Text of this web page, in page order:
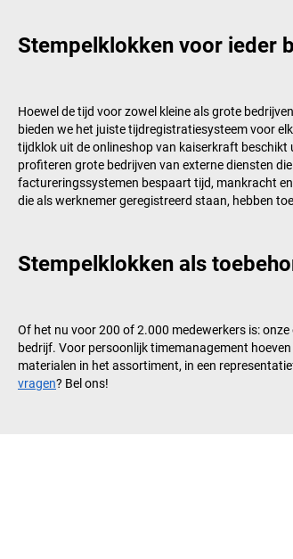
Stempelklokken voor ieder
Hoewel de tijd voor zowel kleine als grote
bieden we het juiste tijdregistratiesysteem voor
tijdklok uit de onlineshop van kaiserkraft beschikt
profiteren grote bedrijven van externe diensten
factureringssystemen bespaart tijd, mankracht
die als werknemer geregistreerd staan, hebben
Stempelklokken als
Of het nu voor 200 of 2.000 medewerkers is:
bedrijf. Voor persoonlijk timemanagement
materialen in het assortiment, in een
vragen? Bel ons!